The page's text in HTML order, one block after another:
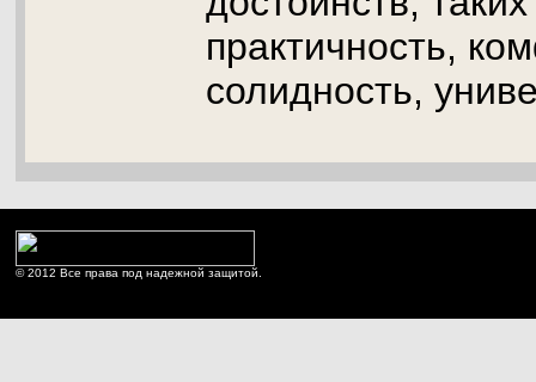
практичность,
солидность,
© 2012 Все права под надежной защитой.